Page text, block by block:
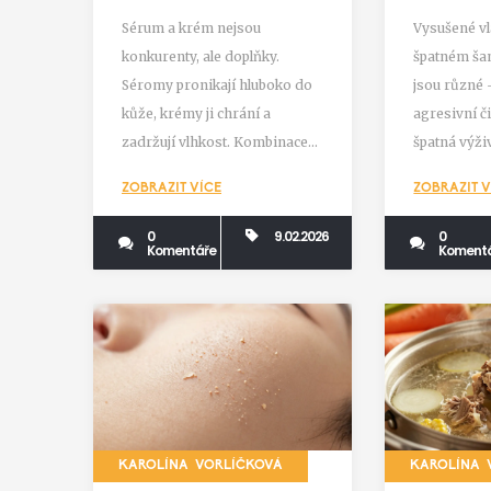
nebo krém?
Sérum a krém nejsou
konkurenty, ale doplňky.
Séromy pronikají hluboko do
kůže, krémy ji chrání a
zadržují vlhkost. Kombinace
a mladistvé pleťi.
ZOBRAZIT VÍCE
0
Komentáře
9.02.2026
a jak
Vysušené
špatném
jsou různé
agresivní
špatná
vysušuje, a
bez
ZOBRAZIT
0
KAROLÍNA VORLÍČKOVÁ KAROLÍNA